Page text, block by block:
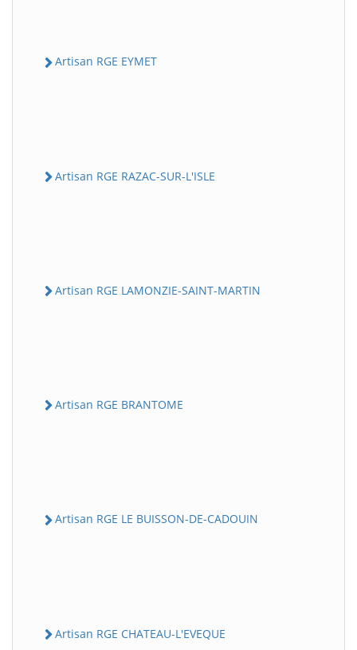
Artisan RGE EYMET
Artisan RGE RAZAC-SUR-L'ISLE
Artisan RGE LAMONZIE-SAINT-MARTIN
Artisan RGE BRANTOME
Artisan RGE LE BUISSON-DE-CADOUIN
Artisan RGE CHATEAU-L'EVEQUE